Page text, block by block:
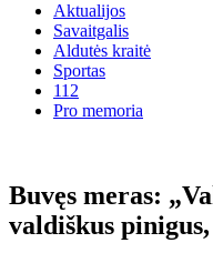
Aktualijos
Savaitgalis
Aldutės kraitė
Sportas
112
Pro memoria
Buvęs meras:
valdiškus